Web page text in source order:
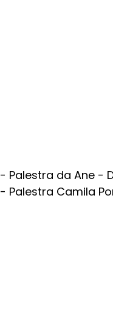
- Palestra da Ane -
- Palestra Camila